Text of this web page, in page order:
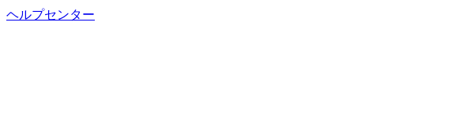
ヘルプセンター